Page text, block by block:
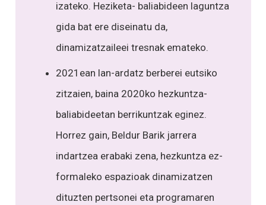
izateko. Heziketa- baliabideen laguntza
gida bat ere diseinatu da,
dinamizatzaileei tresnak emateko.
2021ean lan-ardatz berberei eutsiko
zitzaien, baina 2020ko hezkuntza-
baliabideetan berrikuntzak eginez.
Horrez gain, Beldur Barik jarrera
indartzea erabaki zena, hezkuntza ez-
formaleko espazioak dinamizatzen
dituzten pertsonei eta programaren